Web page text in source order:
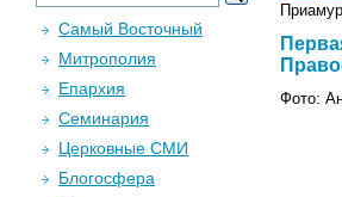
Фото:
Самый Восточный
Митрополия
Епархия
Семинария
Церковные СМИ
Блогосфера